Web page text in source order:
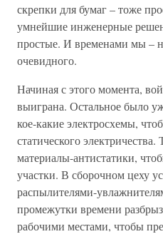
скрепки для бумаг – тоже
умнейшие инженерные
простые. И временами мы –
очевидного.
Начиная с этого момента,
выиграна. Остальное было
кое-какие электросхемы,
статического
материалы-антистатики,
участки. В сборочном цеху
распылителями-
промежутки времени
рабочими местами, чтобы